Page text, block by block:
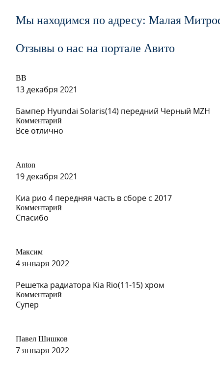
W02 - BELY ICEBERG (Белый Айсберг) (СОЛИД)
S14 - ARTEMIS (Артемис) (много 542 по Spies Hecker)
S14 - ARTEMIS (Артемис) (много 542 по Spies Hecker)
S14 - ARTEMIS (Артемис) (много 542 по Spies Hecker)
S14 - ARTEMIS (Артемис) (много 542 по Spies Hecker)
Мы находимся по адресу: Малая
Отзывы о нас на портале Авито
ВВ
13 декабря 2021
Бампер Hyundai Solaris(14) передний Черный MZH
Комментарий
Все отлично
Anton
19 декабря 2021
Киа рио 4 передняя часть в сборе с 2017
Комментарий
Спасибо
Максим
4 января 2022
Решетка радиатора Kia Rio(11-15) хром
Комментарий
Супер
Павел Шишков
7 января 2022